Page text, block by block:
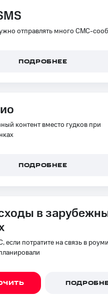
отправлять много СМС-
ПОДРОБНЕЕ
контент вместо гудков при
ПОДРОБНЕЕ
в
потратите на связь в